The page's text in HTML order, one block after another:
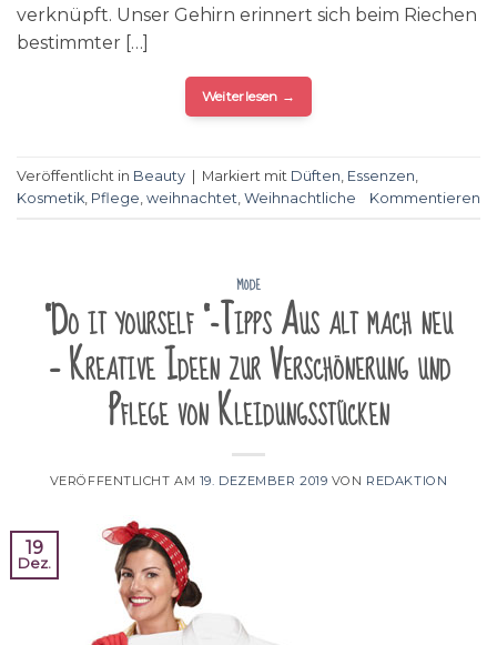
verknüpft. Unser Gehirn erinnert sich beim Riechen
bestimmter […]
Weiterlesen →
Veröffentlicht in Beauty | Markiert mit Düften Essenzen
Kosmetik Pflege weihnachtet Weihnachtliche Kommentieren
MODE
"Do it yourself "-Tipps Aus alt mach neu
– Kreative Ideen zur Verschönerung und
Pflege von Kleidungsstücken
VERÖFFENTLICHT AM 19. DEZEMBER 2019 VON REDAKTION
19
Dez.